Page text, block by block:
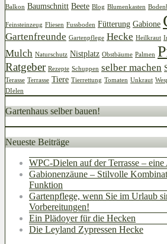
Balkon Baumschnitt Beete Blog Blumenkasten
Feinsteinzeug Fliesen Fussboden Fütterung Gabione
Gartenfreunde Gartenpflege Hecke Heilkraut
Mulch Naturschutz Nistplatz Obstbäume Palmen
Ratgeber Rezepte Schuppen selber machen
Terasse Terrasse Tiere Tierrettung Tomaten Unkraut
DIelen
Gartenhaus selber bauen!
Neueste Beiträge
WPC-Dielen auf der Terrasse –
Gabionenzäune – Stilvolle
Funktion
Gartenpflege, wenn Sie im Urlaub
Vorbereitungen!
Ein Plädoyer für die Hecken
Die Leyland Zypressen Hecke